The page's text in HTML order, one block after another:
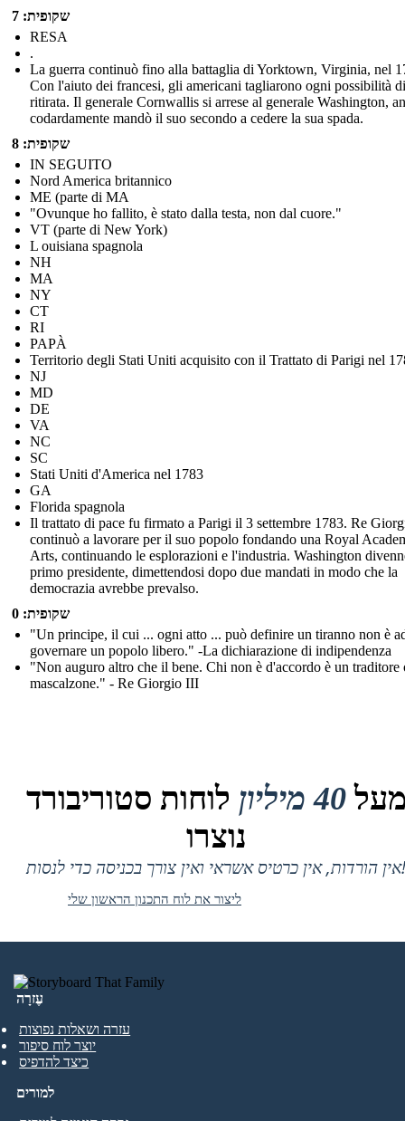
שקופית: 7
RESA
.
La guerra continuò fino alla battaglia di Yorktown, Virginia, nel
Con l'aiuto dei francesi, gli americani tagliarono ogni possibilità di
ritirata. Il generale Cornwallis si arrese al generale Washington,
codardamente mandò il suo secondo a cedere la sua spada.
שקופית: 8
IN SEGUITO
Nord America britannico
ME (parte di MA
"Ovunque ho fallito, è stato dalla testa, non dal cuore."
VT (parte di New York)
L ouisiana spagnola
NH
MA
NY
CT
RI
PAPÀ
Territorio degli Stati Uniti acquisito con il Trattato di Parigi nel
NJ
MD
DE
VA
NC
SC
Stati Uniti d'America nel 1783
GA
Florida spagnola
Il trattato di pace fu firmato a Parigi il 3 settembre 1783. Re
continuò a lavorare per il suo popolo fondando una Royal
Arts, continuando le esplorazioni e l'industria. Washington
primo presidente, dimettendosi dopo due mandati in modo che la
democrazia avrebbe prevalso.
שקופית: 0
"Un principe, il cui ... ogni atto ... può definire un tiranno non è
governare un popolo libero." -La dichiarazione di indipendenza
"Non auguro altro che il bene. Chi non è d'accordo è un traditore
mascalzone." - Re Giorgio III
40 מיליון
לוחות סטוריבורד
נוצרו
אין הורדות, אין כרטיס אשראי ואין צורך בכניסה כדי לנסות!
ליצור את לוח התכנון הראשון שלי
עֶזרָה
עזרה ושאלות נפוצות
יוצר לוח סיפור
כיצד להדפיס
למורים